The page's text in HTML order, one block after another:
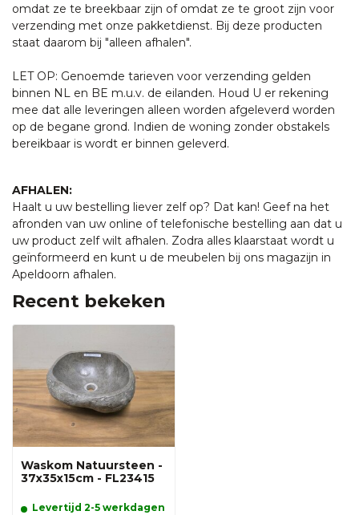
omdat ze te breekbaar zijn of omdat ze te groot zijn voor
verzending met onze pakketdienst. Bij deze producten
staat daarom bij "alleen afhalen".
LET OP: Genoemde tarieven voor verzending gelden
binnen NL en BE m.u.v. de eilanden. Houd U er rekening
mee dat alle leveringen alleen worden afgeleverd worden
op de begane grond. Indien de woning zonder obstakels
bereikbaar is wordt er binnen geleverd.
AFHALEN:
Haalt u uw bestelling liever zelf op? Dat kan! Geef na het
afronden van uw online of telefonische bestelling aan dat u
uw product zelf wilt afhalen. Zodra alles klaarstaat wordt u
geïnformeerd en kunt u de meubelen bij ons magazijn in
Apeldoorn afhalen.
Recent bekeken
Waskom Natuursteen -
37x35x15cm - FL23415
Levertijd 2-5 werkdagen